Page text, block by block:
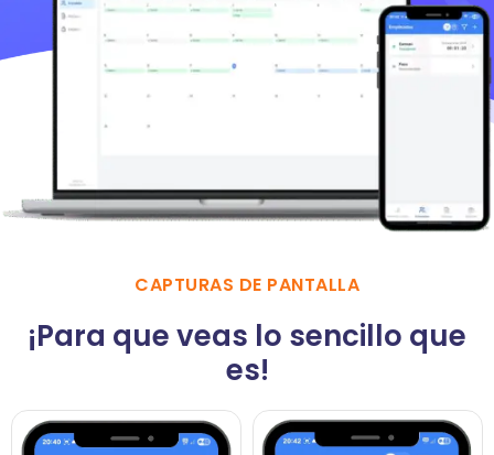
CAPTURAS DE PANTALLA
¡Para que veas lo sencillo que
es!